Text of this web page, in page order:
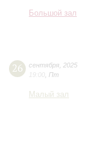
Большой зал
26 сентября 2025
19:00 Пт
Малый зал